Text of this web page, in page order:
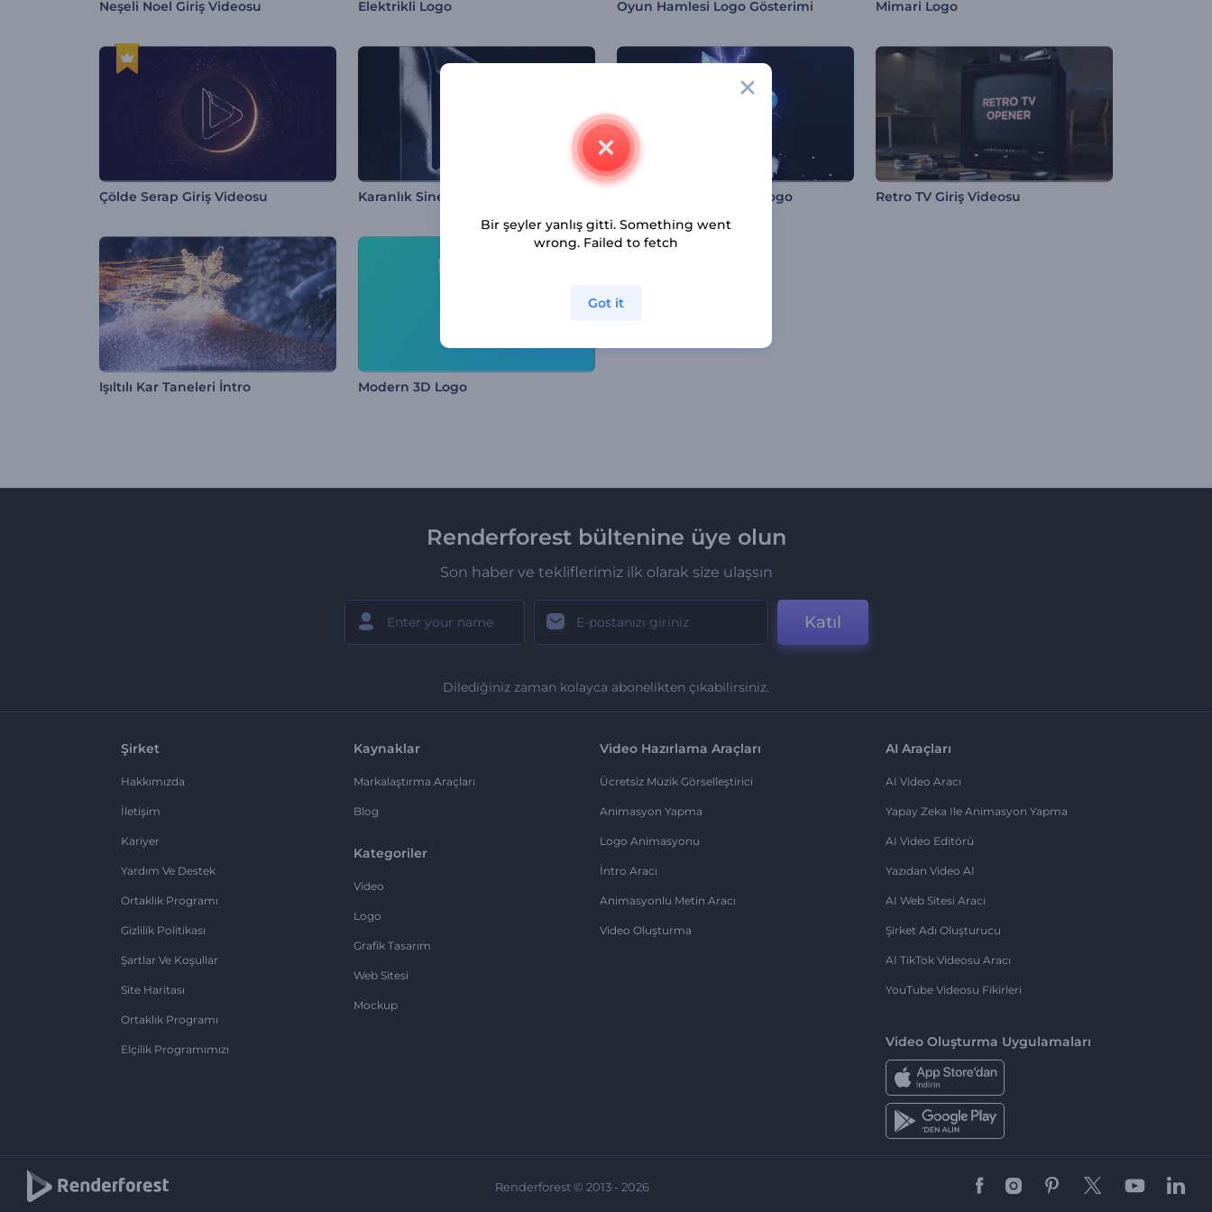
Neşeli Noel Giriş Videosu Elektrikli Logo Oyun Hamlesi Logo Gösterimi Mimari Logo
Çölde Serap Giriş Videosu Karanlık Sinematik İntro Yüksek Voltaj Şimşek Logo Retro TV Giriş Videosu
Işıltılı Kar Taneleri İntro Modern 3D Logo
Renderforest bültenine üye olun
Son haber ve tekliflerimiz ilk olarak size ulaşsın
Katıl
Dilediğiniz zaman kolayca abonelikten çıkabilirsiniz.
Şirket
Hakkımızda
İletişim
Kariyer
Yardım Ve Destek
Ortaklık Programı
Gizlilik Politikası
Şartlar Ve Koşullar
Site Haritası
Ortaklık Programı
Elçilik Programımızı
Kaynaklar
Markalaştırma Araçları
Blog
Kategoriler
Video
Logo
Grafik Tasarım
Web Sitesi
Mockup
Video Hazırlama Araçları
Ücretsiz Müzik Görselleştirici
Animasyon Yapma
Logo Animasyonu
İntro Aracı
Animasyonlu Metin Aracı
Video Oluşturma
AI Araçları
AI Video Aracı
Yapay Zeka Ile Animasyon Yapma
AI Video Editörü
Yazıdan Video AI
AI Web Sitesi Aracı
Şirket Adı Oluşturucu
AI TikTok Videosu Aracı
YouTube Videosu Fikirleri
Video Oluşturma Uygulamaları
Renderforest © 2013 - 2026
Bir şeyler yanlış gitti. Something went
wrong. Failed to fetch
Got it